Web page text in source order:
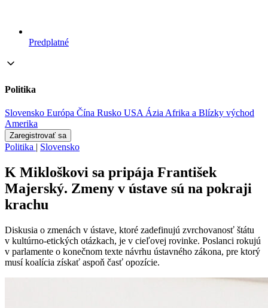
Predplatné
Politika
Slovensko Európa Čína Rusko USA ÁziaAfrika a Blízky východ
Amerika
Zaregistrovať sa
Politika | Slovensko
K Mikloškovi sa pripája František
Majerský. Zmeny v ústave sú na pokraji
krachu
Diskusia o zmenách v ústave, ktoré zadefinujú zvrchovanosť štátu
v kultúrno-etických otázkach, je v cieľovej rovinke. Poslanci rokujú
v parlamente o konečnom texte návrhu ústavného zákona, pre ktorý
musí koalícia získať aspoň časť opozície.